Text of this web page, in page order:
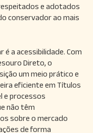
e adotados
conservador ao mais
a acessibilidade. Com
Direto, o
um meio prático e
eficiente em Títulos
e processos
não têm
sobre o mercado
de forma